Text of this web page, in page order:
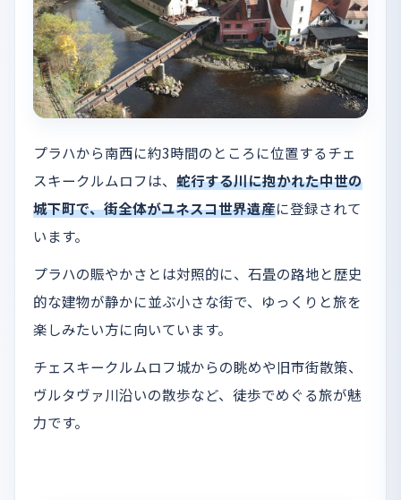
プラハから南西に約3時間のところに位置するチェ
スキークルムロフは、 蛇行する川に抱かれた中世の
城下町で、街全体がユネスコ世界遺産に登録されて
います。
プラハの賑やかさとは対照的に、石畳の路地と歴史
的な建物が静かに並ぶ小さな街で、ゆっくりと旅を
楽しみたい方に向いています。
チェスキークルムロフ城からの眺めや旧市街散策、
ヴルタヴァ川沿いの散歩など、徒歩でめぐる旅が魅
力です。